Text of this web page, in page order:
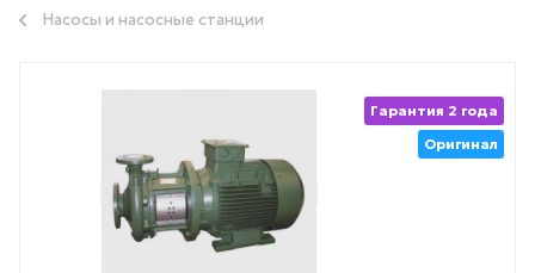
Насосы и насосные станции
Гарантия 2 года
Оригинал